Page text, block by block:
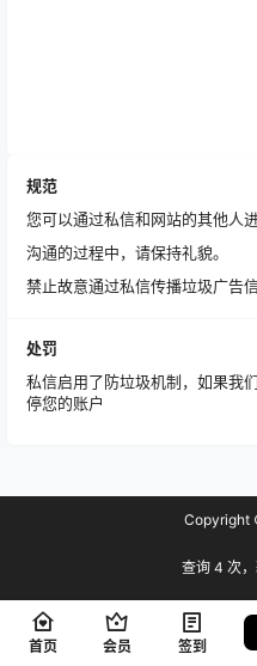
规范
您可以通过私信和网站的其他人
沟通的过程中，请保持礼貌。
禁止故意通过私信传播垃圾广告信
处罚
私信启用了防垃圾机制，如果我
停您的账户
Copyright
查询 4 次
首页 会员 签到